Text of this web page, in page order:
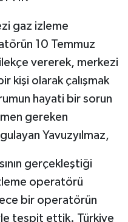
gaz izleme
10 Temmuz
vererek, merkezi
kişi olarak çalışmak
hayati bir sorun
gereken
Yavuzyılmaz,
gerçekleştiği
operatörü
bir operatörün
tespit ettik. Türkiye